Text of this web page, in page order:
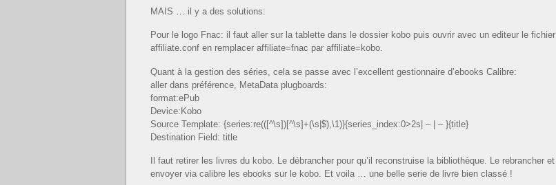
MAIS … il y a des solutions:
Pour le logo Fnac: il faut aller sur la tablette dans le dossier kobo puis ouvrir avec un editeur le fichier
affiliate.conf en remplacer affiliate=fnac par affiliate=kobo.
Quant à la gestion des séries, cela se passe avec l’excellent gestionnaire d’ebooks Calibre:
aller dans préférence, MetaData plugboards:
format:ePub
Device:Kobo
Source Template: {series:re(([^\s])[^\s]+(\s|$),\1)}{series_index:0>2s| – | – }{title}
Destination Field: title
Il faut retirer les livres du kobo. Le débrancher pour qu’il reconstruise la bibliothèque. Le rebrancher et
envoyer via calibre les ebooks sur le kobo. Et voila … une belle serie de livre bien classé !